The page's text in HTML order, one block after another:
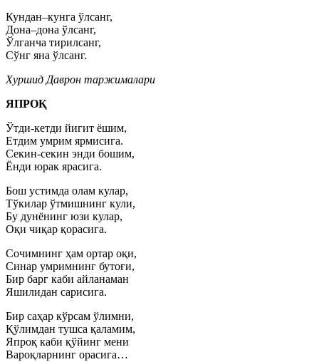
Кундан–кунга ўлсанг,
Дона–дона ўлсанг,
Ўлганча тирилсанг,
Сўнг яна ўлсанг.
Хуршид Даврон таржималари
ЯПРОҚ
Ўтди-кетди йигит ёшим,
Етдим умрим ярмисига.
Секин-секин энди бошим,
Ёнди юрак ярасига.
Бош устимда олам кулар,
Тўкилар ўтмишнинг кули,
Бу дунёнинг юзи кулар,
Оқи чиқар қорасига.
Сочимнинг ҳам ортар оқи,
Синар умримнинг бутоғи,
Бир барг каби айланаман
Яшилидан сариcига.
Бир саҳар кўрсам ўлимни,
Қўлимдан тушса қаламим,
Япроқ каби қўйинг мени
Вароқларнинг орасига…